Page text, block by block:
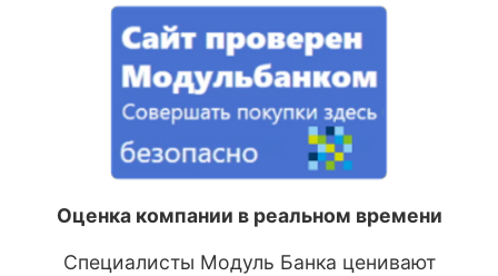
Оценка компании в реальном времени
Специалисты Модуль Банка ценивают